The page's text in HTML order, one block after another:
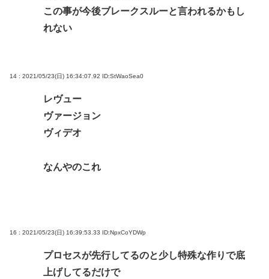
この事が今後ブレークスルーと言われるかもし
れない
14 : 2021/05/23(日) 16:34:07.92 ID:StWaoSea0
レヴュー
ヴァージョン
ヴィデオ
なんやのこれ
16 : 2021/05/23(日) 16:39:53.33 ID:NpxCoYDWp
プロセスが先行してるのと少し特殊な作りで底
上げしてるだけで